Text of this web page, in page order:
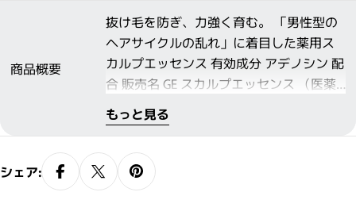
リオキシエチレン硬化ヒマシ油,デシルテ
トラデシルジメチルアミンオキシド液,ｌ
－メントール,ラウリル硫酸ナトリウム,Ｄ
Ｌ－リンゴ酸,ビニルピロリドン・Ｎ，Ｎ
－ジメチルアミノエチルメタクリル酸共
重合体ジエチル硫酸塩液 *は「有効成分」
無表示は「その他の成分」
商品概要
抜け毛を防ぎ、力強く育む。 「男性型の
ヘアサイクルの乱れ」に着目した薬用ス
カルプエッセンス 有効成分 アデノシン 配
合 販売名 GE スカルプエッセンス （医薬
部外品） 効能効果：発毛促進、毛生促
進、育毛、養毛、薄毛、ふけ、かゆみ、
もっと見る
シェア: